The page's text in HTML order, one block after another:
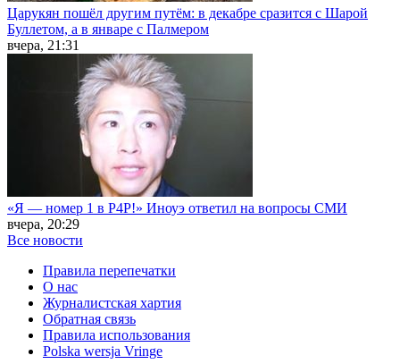
Царукян пошёл другим путём: в декабре сразится с Шарой
Буллетом, а в январе с Палмером
вчера, 21:31
«Я — номер 1 в P4P!» Иноуэ ответил на вопросы СМИ
вчера, 20:29
Все новости
Правила перепечатки
О нас
Журналистская хартия
Обратная связь
Правила использования
Polska wersja Vringe